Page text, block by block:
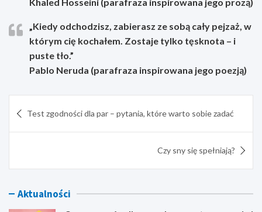
„Kiedy odchodzisz, zabierasz ze sobą cały pejzaż, w
którym cię kochałem. Zostaje tylko tęsknota – i
puste tło.”
Pablo Neruda (parafraza inspirowana jego poezją)
wpisu
Test zgodności dla par – pytania, które warto sobie zadać
Czy sny się spełniają?
Aktualności